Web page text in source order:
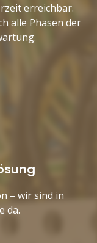
erreichbar.
alle Phasen der
– wir sind in
da.